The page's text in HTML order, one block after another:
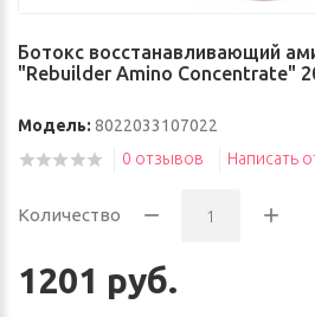
Ботокс восстанавливающий
"Rebuilder Amino Concentrate"
Модель: 8022033107022
0 отзывов
Написать
Количество
1201 руб.